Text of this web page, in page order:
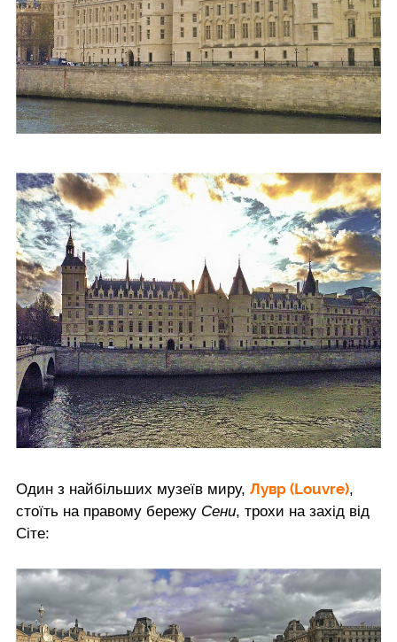
Один з найбільших музеїв миру, Лувр (Louvre),
стоїть на правому бережу Сени, трохи на захід від
Сіте: